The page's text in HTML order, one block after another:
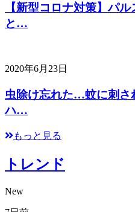
【新型コロナ対策】パ
と…
2020年6月23日
虫除け忘れた…蚊に刺さ
ハ…
もっと見る
トレンド
New